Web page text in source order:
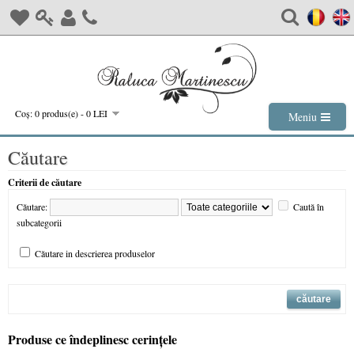
Coş: 0 produs(e) - 0 LEI Meniu
Căutare
Criterii de căutare
Căutare:
Caută în
subcategorii
Căutare in descrierea produselor
Produse ce îndeplinesc cerinţele